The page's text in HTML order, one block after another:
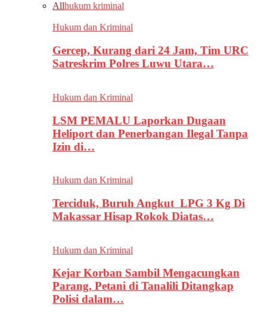
Allhukum kriminal
Hukum dan Kriminal
Gercep, Kurang dari 24 Jam, Tim URC
Satreskrim Polres Luwu Utara…
Hukum dan Kriminal
LSM PEMALU Laporkan Dugaan
Heliport dan Penerbangan Ilegal Tanpa
Izin di…
Hukum dan Kriminal
Terciduk, Buruh Angkut LPG 3 Kg Di
Makassar Hisap Rokok Diatas…
Hukum dan Kriminal
Kejar Korban Sambil Mengacungkan
Parang, Petani di Tanalili Ditangkap
Polisi dalam…